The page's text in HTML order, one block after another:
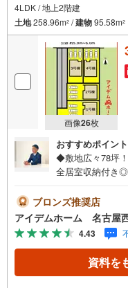
4LDK / 地上2階建
土地258.96m2 /建物95.58m2
画像26枚
おすすめポイント
◆敷地広々78坪
全居室収納付き
施錠キーを標準
学校まで
学OK！＞希望日
休でご案内致し
能！お仕事終わ
□■店舗につい
ブロンズ推奨店
アイデムホーム 名古屋
4.43
資料を